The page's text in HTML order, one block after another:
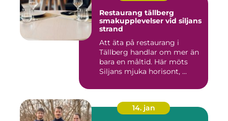
Restaurang tällberg
smakupplevelser vid siljans
strand
Att äta på restaurang i
Tällberg handlar om mer än
bara en måltid. Här möts
Siljans mjuka horisont, ...
14. jan